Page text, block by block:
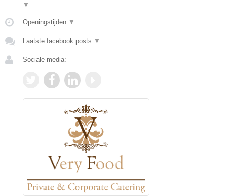
▼
Openingstijden ▼
Laatste facebook posts ▼
Sociale media: